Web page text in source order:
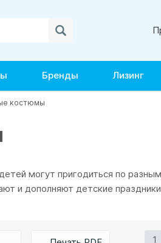
Бренды Лизинг
костюмы
могут пригодиться по
и дополняют детские
1